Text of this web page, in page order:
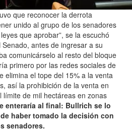
que reconocer la derrota
unido al grupo de los senadores
que aprobar”, se la escuchó
antes de ingresar a su
comunicárselo al resto del bloque
primero por las redes sociales de
elimina el tope del 15% a la venta
así la prohibición de la venta en
límite de mil hectáreas en zonas
enteraría al final: Bullrich se lo
haber tomado la decisión con
senadores.